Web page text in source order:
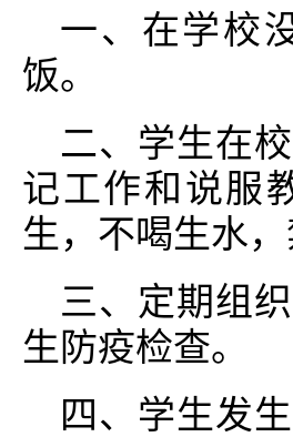
一、在学校
饭。
二、学生在
记工作和说服
生，不喝生水
三、定期组
生防疫检查。
四、学生发